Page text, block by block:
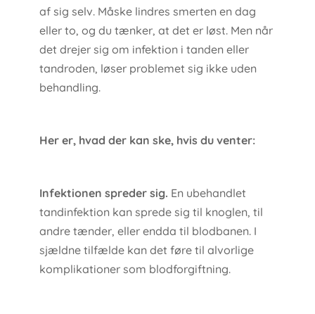
af sig selv. Måske lindres smerten en dag
eller to, og du tænker, at det er løst. Men når
det drejer sig om infektion i tanden eller
tandroden, løser problemet sig ikke uden
behandling.
Her er, hvad der kan ske, hvis du venter:
Infektionen spreder sig. En ubehandlet
tandinfektion kan sprede sig til knoglen, til
andre tænder, eller endda til blodbanen. I
sjældne tilfælde kan det føre til alvorlige
komplikationer som blodforgiftning.